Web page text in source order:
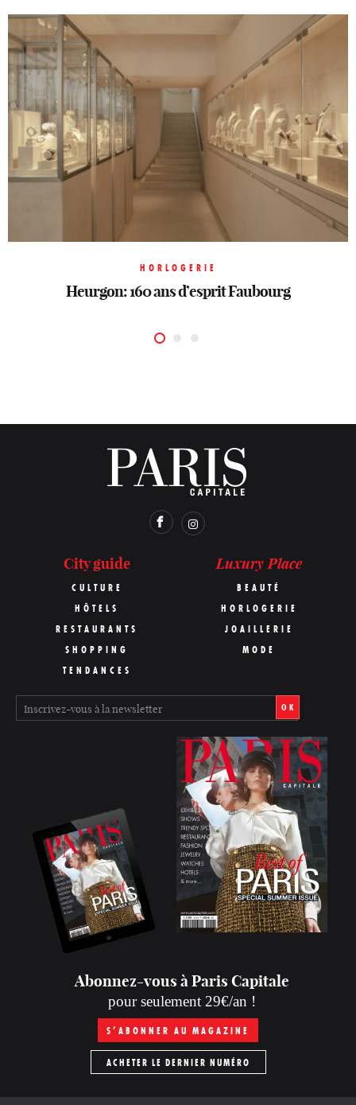
HORLOGERIE
Heurgon: 160 ans d’esprit Faubourg
HORLOGERIE
Un printemps horloger
HORLOGERIE
Merveilles mécaniques
City guide
CULTURE
HÔTELS
RESTAURANTS
SHOPPING
TENDANCES
Luxury Place
BEAUTÉ
HORLOGERIE
JOAILLERIE
MODE
OK
Abonnez-vous à Paris Capitale
pour seulement 29€/an !
S’ABONNER AU MAGAZINE
ACHETER LE DERNIER NUMÉRO